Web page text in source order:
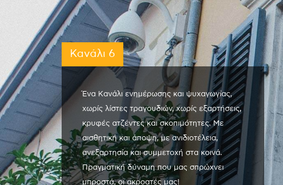
Κανάλι 6
Ένα Κανάλι ενημέρωσης και ψυχαγωγίας,
χωρίς λίστες τραγουδιών, χωρίς εξαρτήσεις,
κρυφές ατζέντες και σκοπιμότητες. Με
αισθητική και άποψη, με ανιδιοτέλεια,
ανεξαρτησία και συμμετοχή στα κοινά.
Πραγματική δύναμη που μας σπρώχνει
μπροστά, οι ακροατές μας!